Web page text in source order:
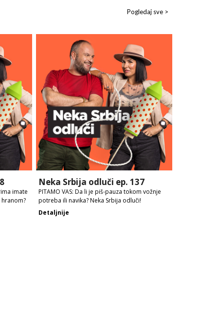
Pogledaj sve >
imate
hranom?
Neka Srbija odluči ep. 137
PITAMO VAS: Da li je piš-pauza tokom vožnje
potreba ili navika? Neka Srbija odluči!
Detaljnije